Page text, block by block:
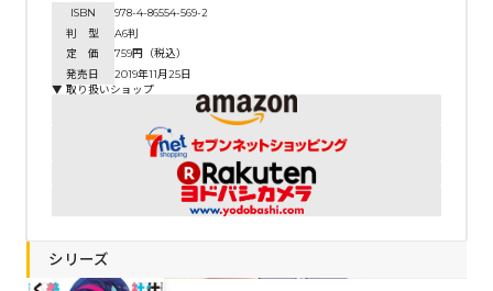
ISBN
978-4-86554-569-2
判 型
A6判
定 価
759円（税込）
発売日
2019年11月25日
▼ 取り扱いショップ
シリーズ